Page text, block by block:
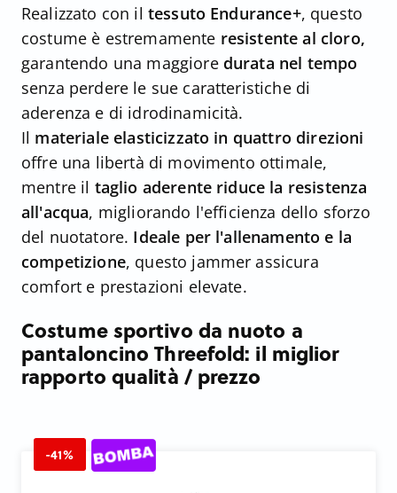
Realizzato con il tessuto Endurance+, questo
costume è estremamente resistente al cloro,
garantendo una maggiore durata nel tempo
senza perdere le sue caratteristiche di
aderenza e di idrodinamicità.
Il materiale elasticizzato in quattro direzioni
offre una libertà di movimento ottimale,
mentre il taglio aderente riduce la resistenza
all'acqua, migliorando l'efficienza dello sforzo
del nuotatore. Ideale per l'allenamento e la
competizione, questo jammer assicura
comfort e prestazioni elevate.
Costume sportivo da nuoto a
pantaloncino Threefold: il miglior
rapporto qualità / prezzo
-41%